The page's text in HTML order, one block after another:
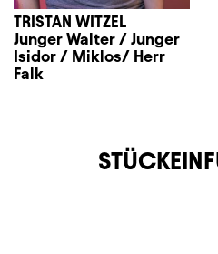
TRISTAN WITZEL
Junger Walter / Junger
Isidor / Miklos/ Herr
Falk